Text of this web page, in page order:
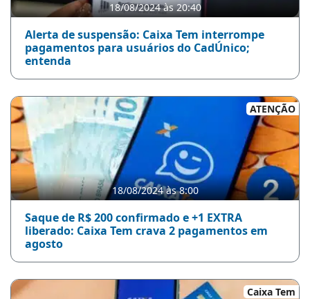
18/08/2024 às 20:40
Alerta de suspensão: Caixa Tem interrompe
pagamentos para usuários do CadÚnico;
entenda
ATENÇÃO
18/08/2024 às 8:00
Saque de R$ 200 confirmado e +1 EXTRA
liberado: Caixa Tem crava 2 pagamentos em
agosto
Caixa Tem